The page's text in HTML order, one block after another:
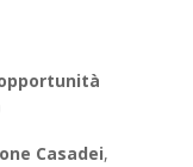
Casadei,